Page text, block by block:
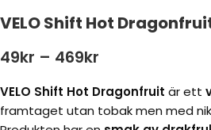
VELO Shift Hot
49kr – 469kr
VELO Shift Hot Dragonfruit är ett
framtaget utan tobak men med